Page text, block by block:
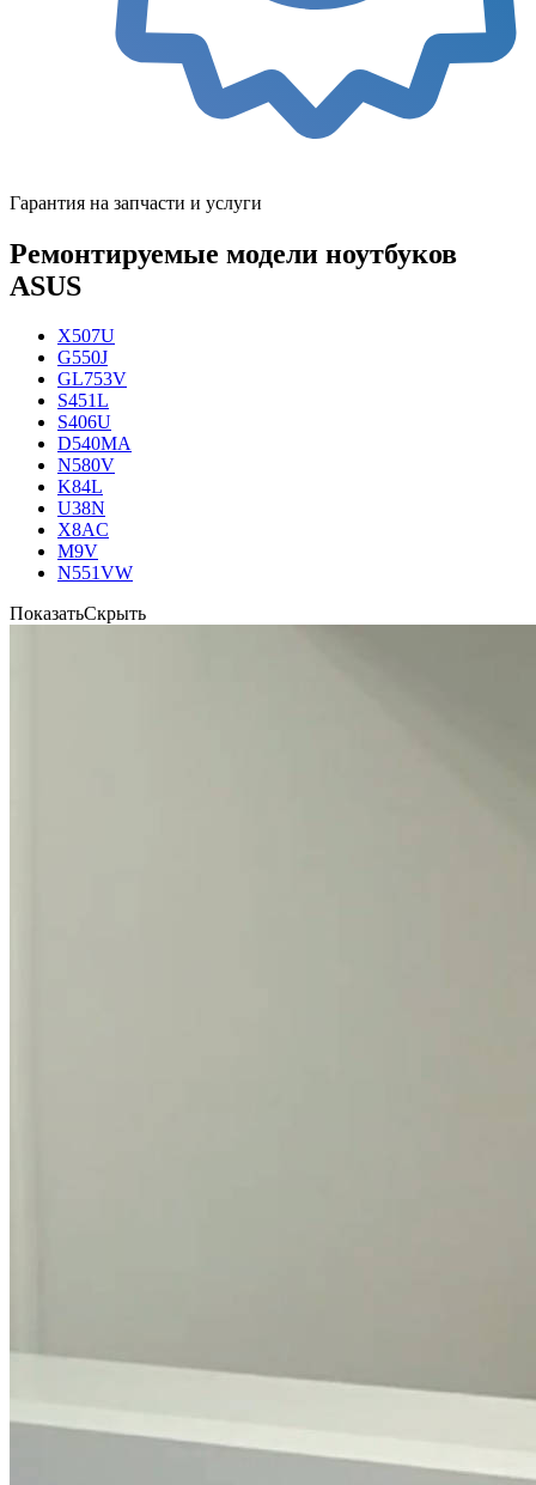
Гарантия на запчасти и услуги
Ремонтируемые модели ноутбуков
ASUS
X507U
G550J
GL753V
S451L
S406U
D540MA
N580V
K84L
U38N
X8AC
M9V
N551VW
ПоказатьСкрыть